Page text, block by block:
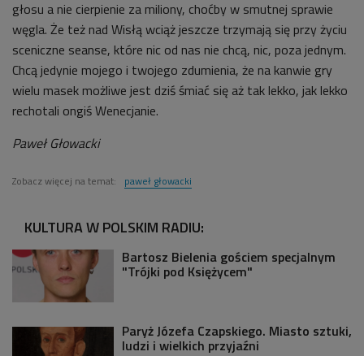
głosu a nie cierpienie za miliony, choćby w smutnej sprawie
węgla. Że też nad Wisłą wciąż jeszcze trzymają się przy życiu
sceniczne seanse, które nic od nas nie chcą, nic, poza jednym.
Chcą jedynie mojego i twojego zdumienia, że na kanwie gry
wielu masek możliwe jest dziś śmiać się aż tak lekko, jak lekko
rechotali ongiś Wenecjanie.
Paweł Głowacki
Zobacz więcej na temat: paweł głowacki
KULTURA W POLSKIM RADIU:
Bartosz Bielenia gościem specjalnym
"Trójki pod Księżycem"
Paryż Józefa Czapskiego. Miasto sztuki,
ludzi i wielkich przyjaźni